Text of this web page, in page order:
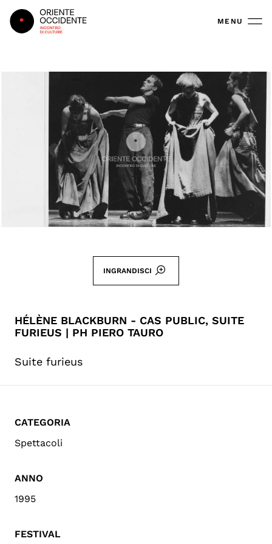
Oriente Occidente MENU
INGRANDISCI
HÉLÈNE BLACKBURN - CAS PUBLIC, SUITE
FURIEUS | PH PIERO TAURO
Suite furieus
CATEGORIA
Spettacoli
ANNO
1995
FESTIVAL